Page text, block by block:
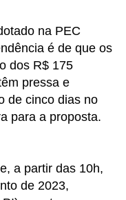
na PEC
é de que os
dos R$ 175
pressa e
de cinco dias no
para a proposta.
, a partir das 10h,
de 2023,